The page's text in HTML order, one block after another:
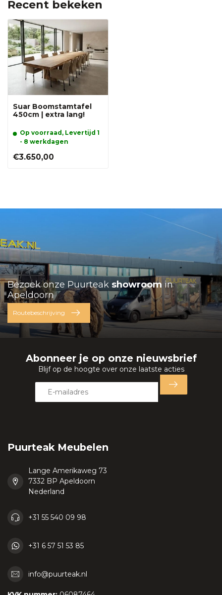
Recent bekeken
Suar Boomstamtafel
450cm | extra lang!
Op voorraad, Levertijd 1
- 8 werkdagen
€3.650,00
Bezoek onze Puurteak showroom in
Apeldoorn
Routebeschrijving
Abonneer je op onze nieuwsbrief
Blijf op de hoogte over onze laatste acties
Puurteak Meubelen
Lange Amerikaweg 73
7332 BP Apeldoorn
Nederland
+31 55 540 09 98
+31 6 57 51 53 85
info@puurteak.nl